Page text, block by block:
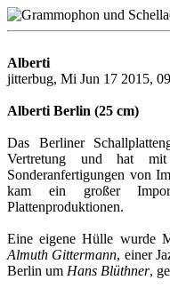
Alberti
jitterbug, Mi Jun 17 2015,
Alberti Berlin (25 cm)
Das Berliner
Vertretung und hat
Sonderanfertigungen von
kam ein großer
Plattenproduktionen.
Eine eigene Hülle wurde
Almuth Gittermann, einer
Berlin um Hans Blüthner,